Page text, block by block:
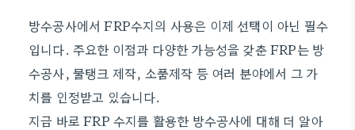
방수공사에서 FRP수지의 사용은 이제 선택이 아닌 필수
입니다. 주요한 이점과 다양한 가능성을 갖춘 FRP는 방
수공사, 물탱크 제작, 소품제작 등 여러 분야에서 그 가
치를 인정받고 있습니다.
지금 바로 FRP 수지를 활용한 방수공사에 대해 더 알아